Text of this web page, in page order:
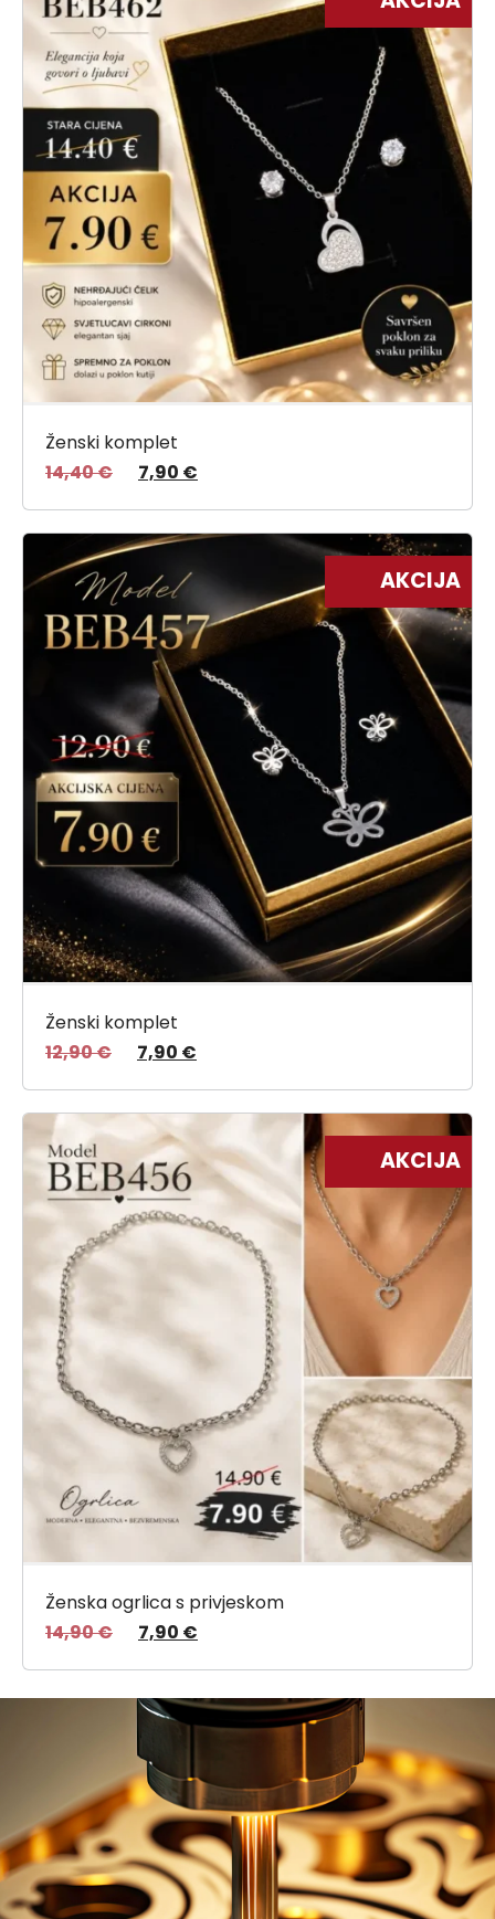
Ženski komplet
14,40€ 7,90 €
AKCIJA
Ženski komplet
12,90€ 7,90 €
AKCIJA
Ženska ogrlica s privjeskom
14,90€ 7,90 €